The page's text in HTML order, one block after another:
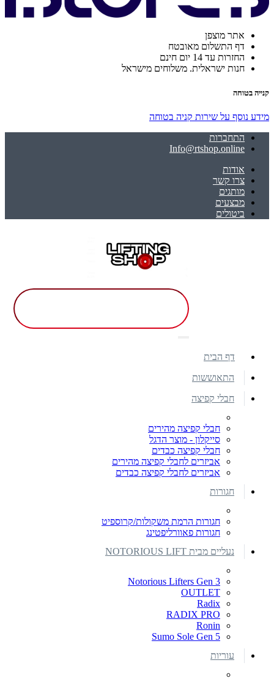
אתר מוצפן
דף התשלום מאובטח
החזרות עד 14 יום חינם
חנות ישראלית. משלוחים מישראל
קנייה בטוחה
מידע נוסף על שירות קניה בטוחה
התחברות
Info@rtshop.online
אודות
צרו קשר
מותגים
מבצעים
ביטולים
דף הבית
התאוששות
חבלי קפיצה
חבלי קפיצה מהירים
סייקלון - מוצר הדגל
חבלי קפיצה כבדים
אביזרים לחבלי קפיצה מהירים
אביזרים לחבלי קפיצה כבדים
חגורות
חגורות הרמת משקולות/קרוספיט
חגורות פאוורליפטינג
נעליים מבית NOTORIOUS LIFT
Notorious Lifters Gen 3
OUTLET
Radix
RADIX PRO
Ronin
Sumo Sole Gen 5
עוריות